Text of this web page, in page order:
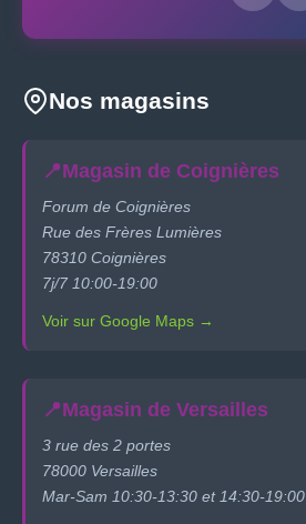
Nos magasins
📍Magasin de Coignières
Forum de Coignières
Rue des Frères Lumières
78310 Coignières
7j/7 10:00-19:00
Voir sur Google Maps →
📍Magasin de Versailles
3 rue des 2 portes
78000 Versailles
Mar-Sam 10:30-13:30 et 14:30-19:00